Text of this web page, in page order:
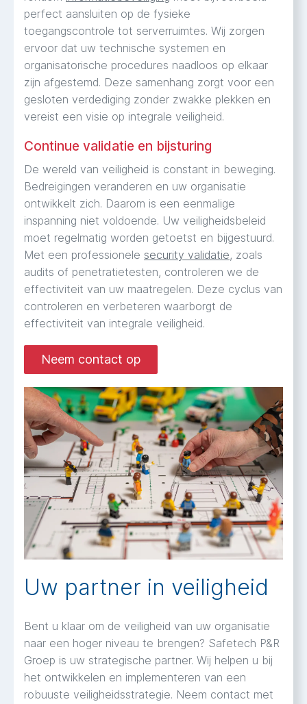
perfect aansluiten op de fysieke
toegangscontrole tot serverruimtes. Wij zorgen
ervoor dat uw technische systemen en
organisatorische procedures naadloos op elkaar
zijn afgestemd. Deze samenhang zorgt voor een
gesloten verdediging zonder zwakke plekken en
vereist een visie op integrale veiligheid.
Continue validatie en bijsturing
De wereld van veiligheid is constant in beweging.
Bedreigingen veranderen en uw organisatie
ontwikkelt zich. Daarom is een eenmalige
inspanning niet voldoende. Uw veiligheidsbeleid
moet regelmatig worden getoetst en bijgestuurd.
Met een professionele security validatie, zoals
audits of penetratietesten, controleren we de
effectiviteit van uw maatregelen. Deze cyclus van
controleren en verbeteren waarborgt de
effectiviteit van integrale veiligheid.
Neem contact op
Uw partner in veiligheid
Bent u klaar om de veiligheid van uw organisatie
naar een hoger niveau te brengen? Safetech P&R
Groep is uw strategische partner. Wij helpen u bij
het ontwikkelen en implementeren van een
robuuste veiligheidsstrategie. Neem contact met